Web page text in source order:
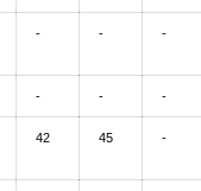
- - -
- - -
42 45 -